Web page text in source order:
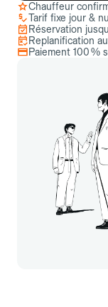
Chauffeur
Tarif fixe jour &
Réservation
Replanification
Paiement 100 %